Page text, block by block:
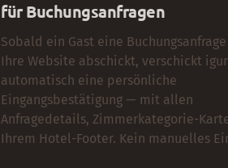
für Buchungsanfragen
Sobald ein Gast eine
Ihre Website abschickt, verschickt
automatisch eine persönliche
Eingangsbestätigung — mit allen
Anfragedetails, Zimmerkategorie-
Ihrem Hotel-Footer. Kein manuelles